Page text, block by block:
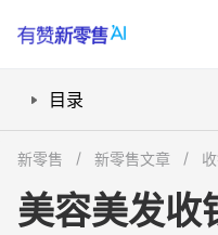
目录
软件价格中包含安装、
新零售 新零售文章
美容美发收